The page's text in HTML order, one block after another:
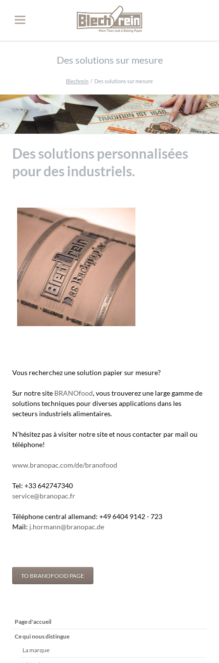
Des solutions sur mesure
Blechrein Des solutions sur mesure
Des solutions personnalisées
pour des industriels.
Vous recherchez une solution papier sur mesure?
Sur notre site BRANOfood, vous trouverez une large gamme de
solutions techniques pour diverses applications dans les
secteurs industriels alimentaires.
N’hésitez pas à visiter notre site et nous contacter par mail ou
téléphone!
www.branopac.com/de/branofood
Tel: +33 642747340
service@branopac.fr
Téléphone central allemand: +49 6404 9142 - 723
Mail: j.hormann@branopac.de
TO BRANOFOOD PAGE
Aller
au
contenu
Page d'accueil
Ce qui nous distingue
La marque